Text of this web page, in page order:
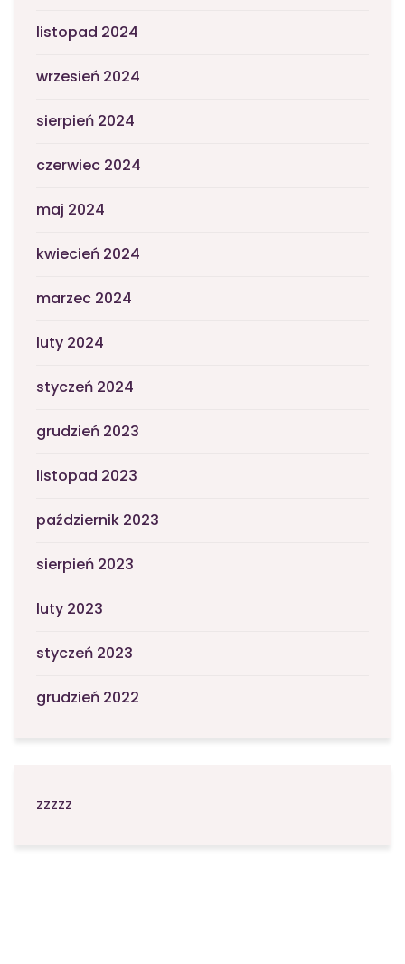
listopad 2024
wrzesień 2024
sierpień 2024
czerwiec 2024
maj 2024
kwiecień 2024
marzec 2024
luty 2024
styczeń 2024
grudzień 2023
listopad 2023
październik 2023
sierpień 2023
luty 2023
styczeń 2023
grudzień 2022
zzzzz